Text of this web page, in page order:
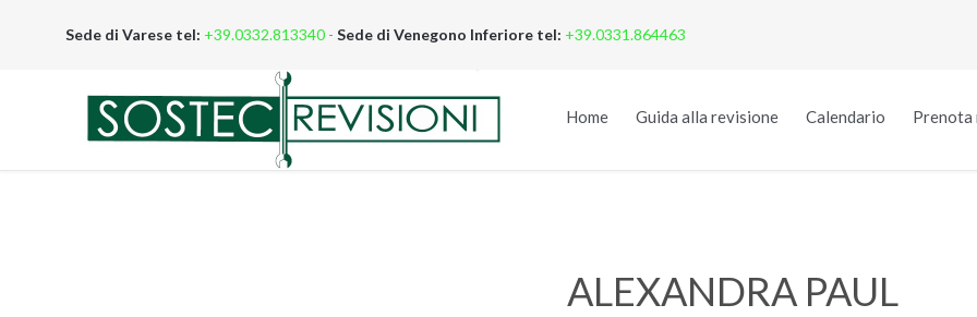
Sede di Varese tel: +39.0332.813340 - Sede di Venegono Inferiore tel: +39.0331.864463
Home Guida alla revisione Calendario Prenota
ALEXANDRA PAUL